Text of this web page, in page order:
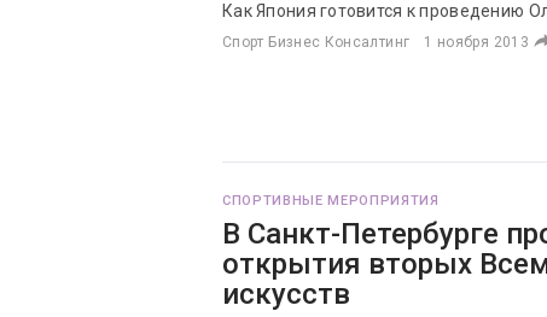
Как Япония готовится к проведению
Спорт Бизнес Консалтинг 1 ноября 2013
СПОРТИВНЫЕ МЕРОПРИЯТИЯ
В Санкт-Петербурге
открытия вторых
искусств